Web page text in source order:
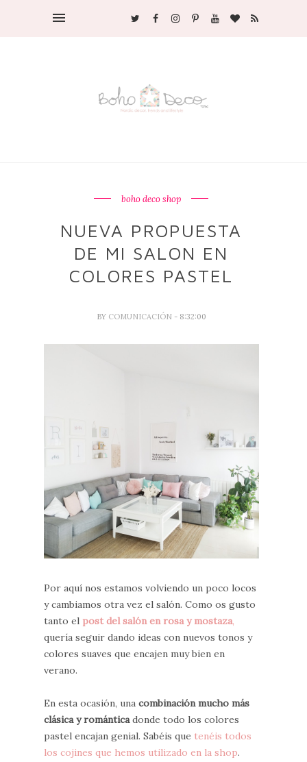
boho deco shop
NUEVA PROPUESTA
DE MI SALON EN
COLORES PASTEL
BY COMUNICACIÓN - 8:32:00
Por aquí nos estamos volviendo un poco locos
y cambiamos otra vez el salón. Como os gusto
tanto el post del salón en rosa y mostaza,
quería seguir dando ideas con nuevos tonos y
colores suaves que encajen muy bien en
verano.
En esta ocasión, una combinación mucho más
clásica y románticadonde todo los colores
pastel encajan genial. Sabéis que tenéis todos
los cojines que hemos utilizado en la shop.